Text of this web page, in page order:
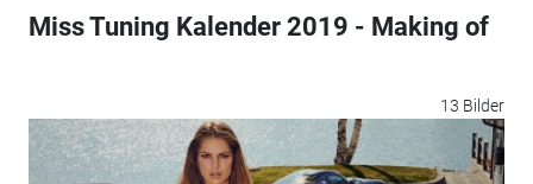
Miss Tuning Kalender 2019 - Making of
13 Bilder